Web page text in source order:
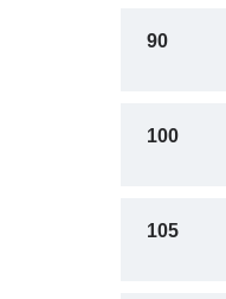
90
100
105